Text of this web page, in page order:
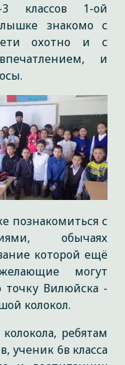
классов 1-ой
знакомо с
охотно и с
и
познакомиться с
обычаях
которой ещё
могут
Вилюйска -
колокол.
ребятам
ученик 6в класса